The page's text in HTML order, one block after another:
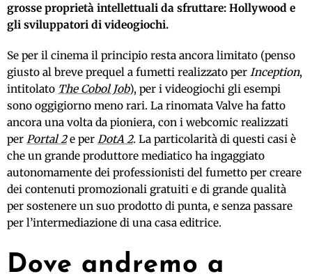
grosse proprietà intellettuali da sfruttare: Hollywood e
gli sviluppatori di videogiochi.
Se per il cinema il principio resta ancora limitato (penso
giusto al breve prequel a fumetti realizzato per Inception,
intitolato The Cobol Job), per i videogiochi gli esempi
sono oggigiorno meno rari. La rinomata Valve ha fatto
ancora una volta da pioniera, con i webcomic realizzati
per Portal 2e per DotA 2. La particolarità di questi casi è
che un grande produttore mediatico ha ingaggiato
autonomamente dei professionisti del fumetto per creare
dei contenuti promozionali gratuiti e di grande qualità
per sostenere un suo prodotto di punta, e senza passare
per l’intermediazione di una casa editrice.
Dove andremo a